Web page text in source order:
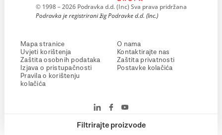
Filtrirajte proizvode
© 1998 – 2026 Podravka d.d. (Inc) Sva prava pridržana
Podravka je registrirani žig Podravke d.d. (Inc.)
Mapa stranice
Uvjeti korištenja
Zaštita osobnih podataka
Izjava o pristupačnosti
Pravila o korištenju
kolačića
O nama
Kontaktirajte nas
Zaštita privatnosti
Postavke kolačića